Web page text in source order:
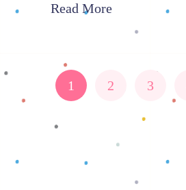
Read More
1 2 3